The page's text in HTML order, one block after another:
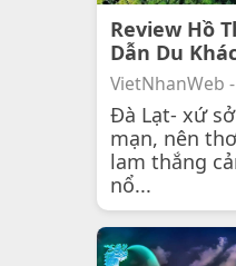
Review Hồ
Dẫn Du
VietNhanWeb
Đà Lạt- xứ
mạn, nên
lam thắng
nổ...